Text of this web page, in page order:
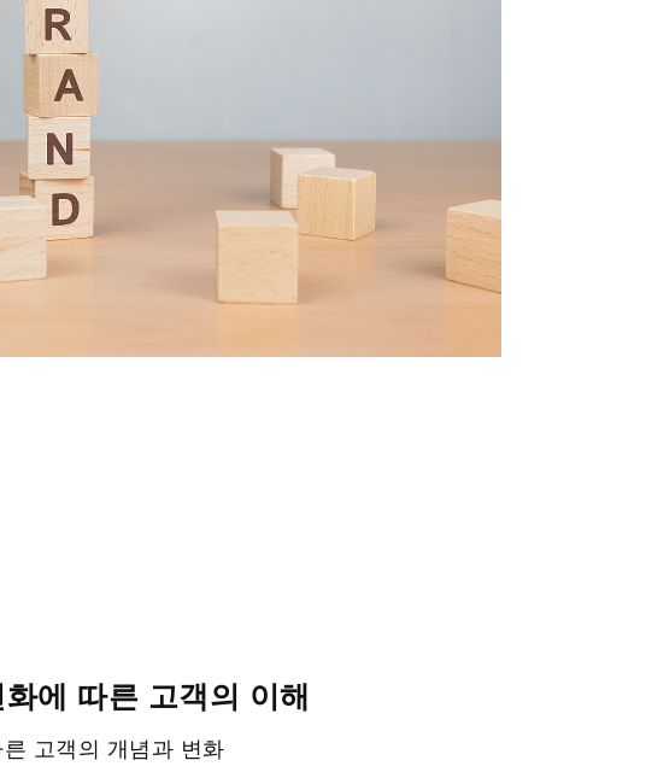
에 따른 고객의 이해
고객의 개념과 변화